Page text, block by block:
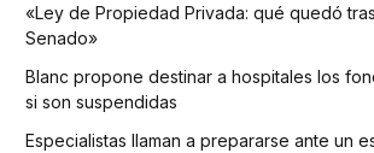
«Ley de Propiedad Privada: qué quedó
Senado»
Blanc propone destinar a hospitales los
si son suspendidas
Especialistas llaman a prepararse ante un